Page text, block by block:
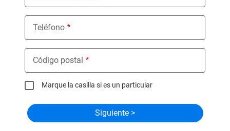
Teléfono
Código postal
Marque la casilla si es un particular